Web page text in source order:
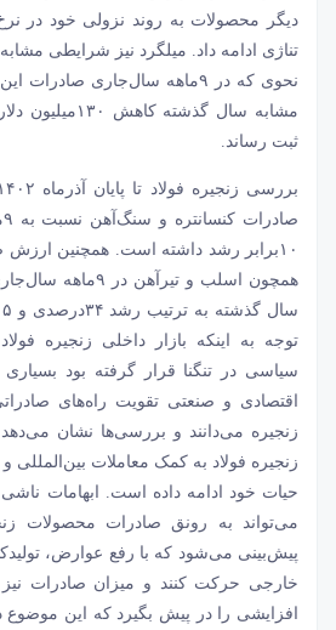
دیگر محصولات به روند نزولی خود در
تناژی ادامه داد. میلگرد نیز شرایطی
نحوی که در ۹ماهه سال‌جاری
مشابه سال گذشته
ثبت رساند.
۱۰برابر رشد داشته است. همچنین
همچون اسلب و
توجه به اینکه بازار داخلی زنجیره
سیاسی در تنگنا قرار گرفته بود بسیاری
اقتصادی و صنعتی تقویت راه‌‌‌های
زنجیره فولاد به کمک معاملات بین‌المللی
حیات خود ادامه داده است. ابهامات
می‌‌‌تواند به رونق صادرات محصولات
پیش‌بینی می‌شود که با رفع عوارض،
خارجی حرکت کنند و میزان صادرات نیز
افزایشی را در پیش بگیرد که این موضوع